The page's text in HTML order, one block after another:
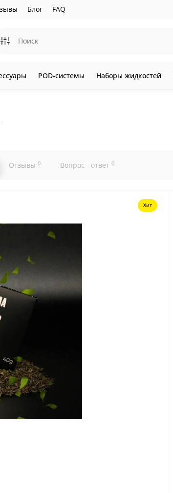
Блог FAQ
POD-системы Наборы жидкостей
Отзывы 0 Вопрос - ответ 0
Хит